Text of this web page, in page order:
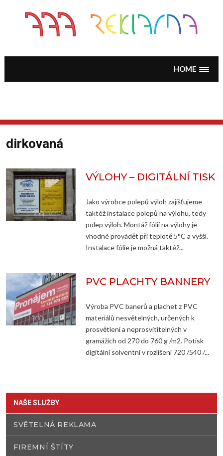
content
HOME
dirkovaná
VÝLOHY – DIGITÁLNÍ TISK
Jako výrobce polepů výloh zajišťujeme
taktéž instalace polepů na výlohu, tedy
polep výloh. Montáž fólií na výlohy je
vhodné provádět při teplotě 5°C a vyšší.
Instalace fólie je možná taktéž...
PVC PLACHTY BANNERY
Výroba PVC banerů a plachet z PVC
materiálů nesvětelných, určených k
prosvětlení a neprosvítitelných v
gramážích od 270 do 760 g /m2. Potisk
digitální solventní v rozlišení 720 /540 /...
NAŠE SLUŽBY
SVĚTELNÁ REKLAMA
FIREMNÍ ŠTÍTY